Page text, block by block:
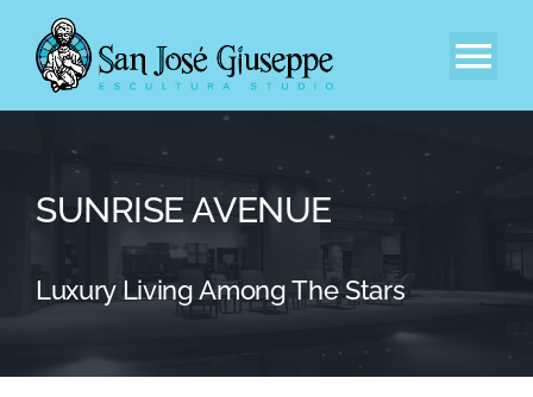
contenido
Nuestra Empresa
Experiencia
Catálogo
SUNRISE AVENUE
Luxury Living Among The Stars